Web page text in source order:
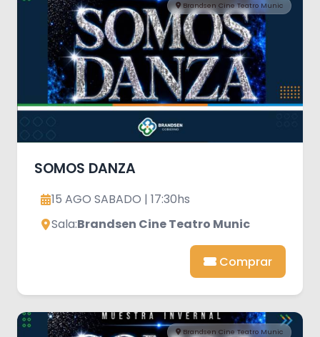
Brandsen Cine Teatro Munic
SOMOS DANZA
15 AGO SABADO | 17:30hs
Sala:Brandsen Cine Teatro Munic
Comprar
Brandsen Cine Teatro Munic